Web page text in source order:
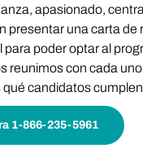
apasionado,
presentar una carta de
para poder optar al
reunimos con cada
candidatos
1-866-235-5961